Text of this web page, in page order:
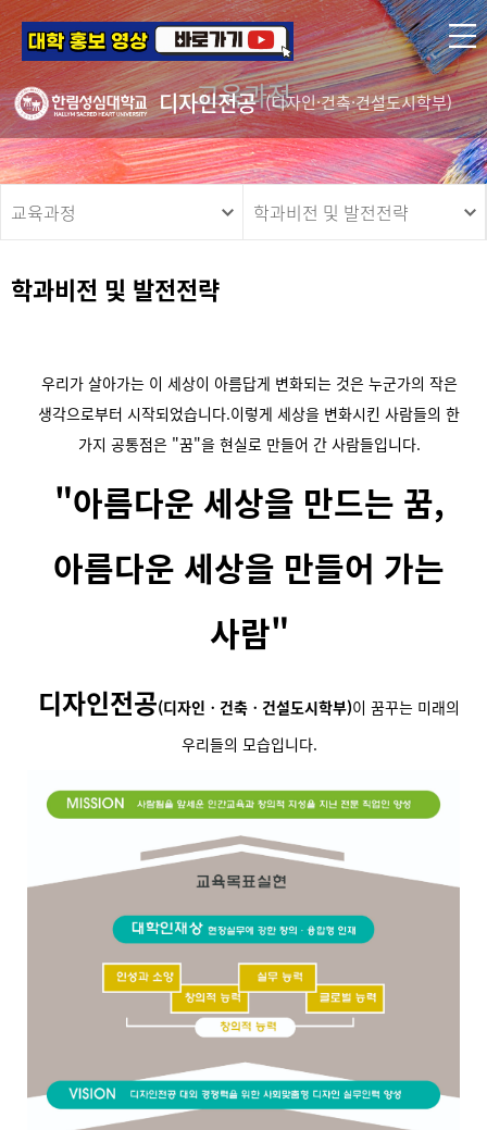
디자인전공 (디자인·건축·건설도시학부)
교육과정
교육과정 학과비전 및 발전전략
학과비전 및 발전전략
우리가 살아가는 이 세상이 아름답게 변화되는 것은 누군가의 작은
생각으로부터 시작되었습니다.이렇게 세상을 변화시킨 사람들의 한
가지 공통점은 "꿈"을 현실로 만들어 간 사람들입니다.
"아름다운 세상을 만드는 꿈,
아름다운 세상을 만들어 가는
사람"
디자인전공(디자인ㆍ건축ㆍ건설도시학부)이 꿈꾸는 미래의
우리들의 모습입니다.